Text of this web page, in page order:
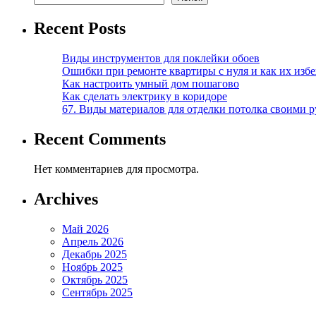
Recent Posts
Виды инструментов для поклейки обоев
Ошибки при ремонте квартиры с нуля и как их
Как настроить умный дом пошагово
Как сделать электрику в коридоре
67. Виды материалов для отделки потолка своими
Recent Comments
Нет комментариев для просмотра.
Archives
Май 2026
Апрель 2026
Декабрь 2025
Ноябрь 2025
Октябрь 2025
Сентябрь 2025